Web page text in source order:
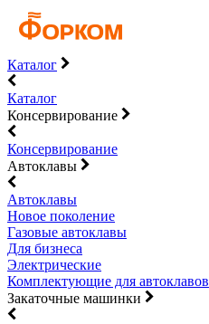
Каталог
Каталог
Консервирование
Консервирование
Автоклавы
Автоклавы
Новое поколение
Газовые автоклавы
Для бизнеса
Электрические
Комплектующие для автоклавов
Закаточные машинки